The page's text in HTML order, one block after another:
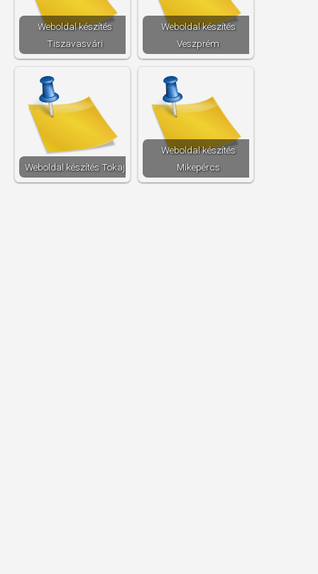
Weboldal készítés​
Tiszavasvári
Weboldal készítés​
Veszprém
Weboldal készítés​ Tokaj
Weboldal készítés​
Mikepércs